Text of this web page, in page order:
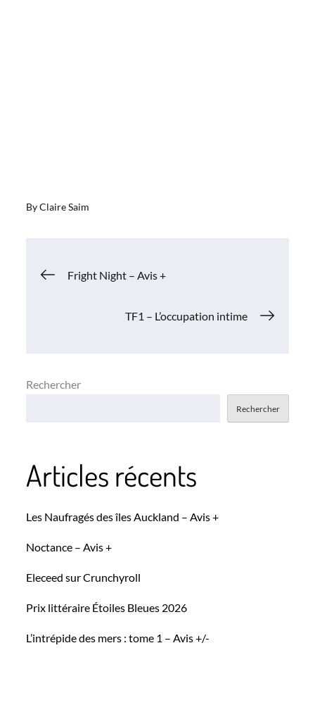
ByClaire Saim
Navigation
Fright Night – Avis +
TF1 – L’occupation intime
Rechercher
Rechercher
Articles récents
Les Naufragés des îles Auckland – Avis +
Noctance – Avis +
Eleceed sur Crunchyroll
Prix littéraire Étoiles Bleues 2026
L’intrépide des mers : tome 1 – Avis +/-